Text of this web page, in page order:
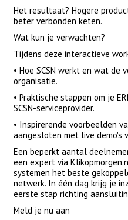
Het resultaat? Hogere
beter verbonden keten.
Wat kun je verwachten?
Tijdens deze interactieve
• Hoe SCSN werkt en wat de
organisatie.
• Praktische stappen om je
SCSN-serviceprovider.
• Inspirerende voorbeelden
aangesloten met live demo's
Een beperkt aantal
een expert via
systemen het beste
netwerk. In één dag krijg je
eerste stap richting
Meld je nu aan